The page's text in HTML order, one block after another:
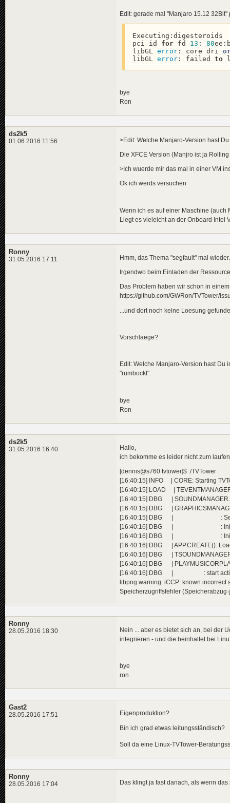
Edit: gerade mal "Manjaro 15.12
Executing:digesteroids
pci id for fd 13 : 80
libGL error: core dri
libGL error: failed to
bye
Ron
ds2k5
01.06.2016 11:56 >Edit: Welche Manjaro-Version hast
Die XFCE Version (Manjro ist ja
>Ich wuerde mir das mal in einer VM
Ok ich werds versuchen
Wenn ich es auf einer Maschine (auch
Liegt es vieleicht an der Onboard Intel
Ronny
31.05.2016 17:11 Hmm, das Thema "segfault" mal wieder.
Irgendwo beim Einladen der
Das Problem haben wir schon in
https://github.com/GWRon/TVTower/
...und dort noch keine Loesung
Vorschlaege?
Edit: Welche Manjaro-Version hast
"rumbockt".
bye
Ron
ds2k5
31.05.2016 16:40
Hallo,
ich bekomme es leider nicht zum
[dennis@s760 tvtower]$ ./TVTower
[16:40:15] INFO | CORE: Starting
[16:40:15] LOAD |
[16:40:15] DBG |
[16:40:15] DBG |
[16:40:15] DBG | :
[16:40:16] DBG | : Initialized
[16:40:16] DBG | : Initialized
[16:40:16] DBG | APP.CREATE():
[16:40:16] DBG |
[16:40:16] DBG |
[16:40:16] DBG | : start
libpng warning: iCCP: known incorrect
Speicherzugriffsfehler (Speicherabzug
Ronny
28.05.2016 18:30
Nein ... aber es bietet sich an, bei der
integrieren - und die beinhaltet bei
bye
ron
Gast2
28.05.2016 17:51 Eigenproduktion?
Bin ich grad etwas leitungsständisch?
Soll da eine Linux-TVTower-
Ronny
28.05.2016 17:04 Das klingt ja fast danach, als wenn